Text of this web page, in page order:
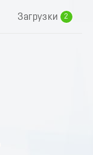
Загрузки
2